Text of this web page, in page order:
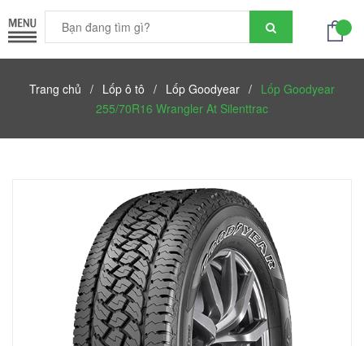
Trang chủ / Lốp ô tô / Lốp Goodyear / Lốp Goodyear
255/70R16 Wrangler At Silenttrac